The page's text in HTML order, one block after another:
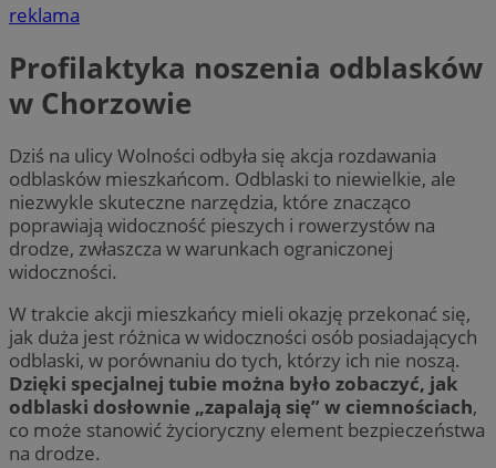
reklama
Profilaktyka noszenia odblasków
w Chorzowie
Dziś na ulicy Wolności odbyła się akcja rozdawania
odblasków mieszkańcom. Odblaski to niewielkie, ale
niezwykle skuteczne narzędzia, które znacząco
poprawiają widoczność pieszych i rowerzystów na
drodze, zwłaszcza w warunkach ograniczonej
widoczności.
W trakcie akcji mieszkańcy mieli okazję przekonać się,
jak duża jest różnica w widoczności osób posiadających
odblaski, w porównaniu do tych, którzy ich nie noszą.
Dzięki specjalnej tubie można było zobaczyć, jak
odblaski dosłownie „zapalają się” w ciemnościach,
co może stanowić życioryczny element bezpieczeństwa
na drodze.